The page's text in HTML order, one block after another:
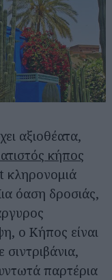
αξιοθέατα,
κήπος
όαση δροσιάς,
ο Κήπος είναι
παρτέρια